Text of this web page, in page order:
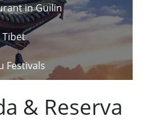
in Guilin
Festivals
& Reserva